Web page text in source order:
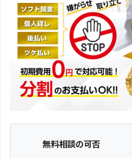
無料相談の可否